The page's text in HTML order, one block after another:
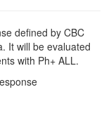
defined by CBC
It will be evaluated
with Ph+ ALL.